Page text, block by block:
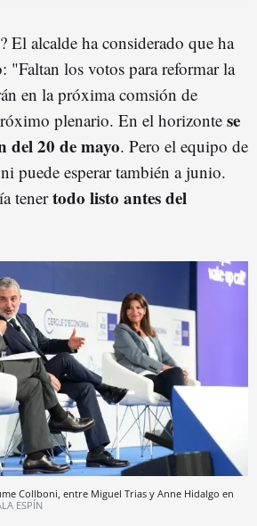
El alcalde ha considerado que ha
"Faltan los votos para reformar la
en la próxima comsión de
plenario. En el horizonte se
20 de mayo. Pero el equipo de
puede esperar también a junio.
tenertodo listo antes del
Collboni, entre Miguel Trias y Anne Hidalgo en
ESPÍN